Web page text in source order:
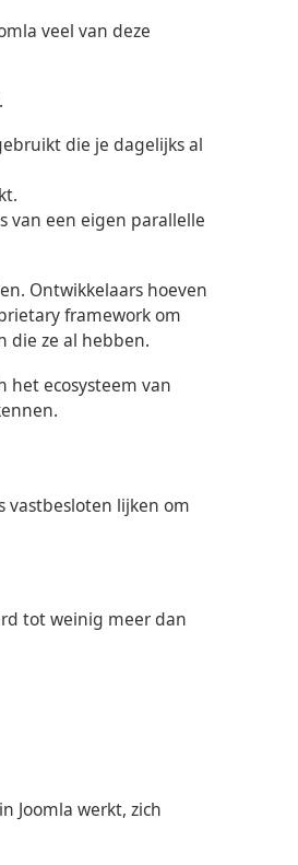
veel van deze
die je dagelijks al
van een eigen parallelle
Ontwikkelaars hoeven
framework om
die ze al hebben.
het ecosysteem van
vastbesloten lijken om
tot weinig meer dan
Joomla werkt, zich